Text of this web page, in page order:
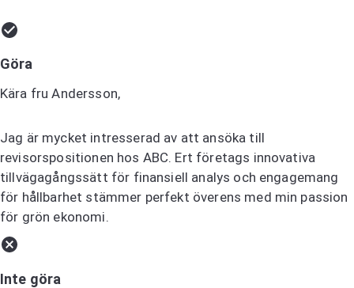
Göra
Kära fru Andersson,
Jag är mycket intresserad av att ansöka till
revisorspositionen hos ABC. Ert företags innovativa
tillvägagångssätt för finansiell analys och engagemang
för hållbarhet stämmer perfekt överens med min passion
för grön ekonomi.
Inte göra